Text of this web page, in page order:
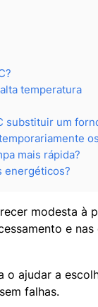
temperatura
substituir um
mais rápida?
energéticos?
modesta
e
ajudar a
falhas.